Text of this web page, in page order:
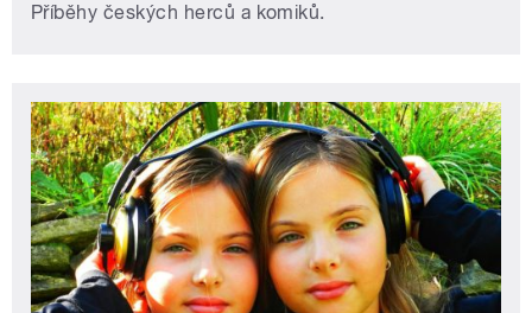
Příběhy českých herců a komiků.